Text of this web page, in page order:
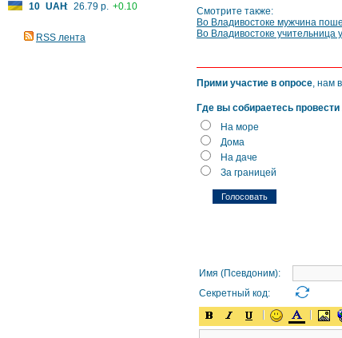
10 UAH: 26.79 р. +0.10
RSS лента
Смотрите также:
Во Владивостоке мужчина
Во Владивостоке учительница
Прими участие в опросе, нам
Где вы собираетесь провести
На море
Дома
На даче
За границей
Имя (Псевдоним):
Секретный код: